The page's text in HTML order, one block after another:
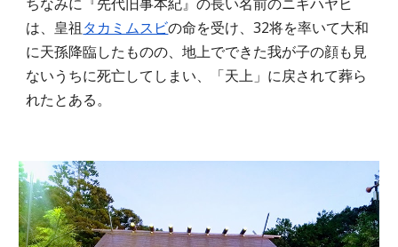
は、皇祖タカミムスビの命を受け、32将を率いて大和
に天孫降臨したものの、地上でできた我が子の顔も見
ないうちに死亡してしまい、「天上」に戻されて葬ら
れたとある。